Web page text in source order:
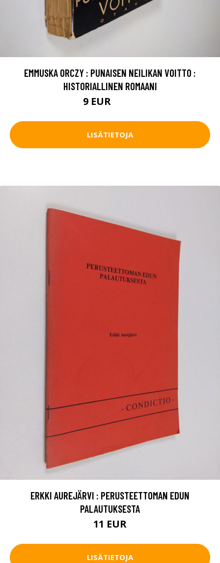
EMMUSKA ORCZY : PUNAISEN NEILIKAN VOITTO :
HISTORIALLINEN ROMAANI
9 EUR
LISÄTIETOJA
ERKKI AUREJÄRVI : PERUSTEETTOMAN EDUN
PALAUTUKSESTA
11 EUR
LISÄTIETOJA